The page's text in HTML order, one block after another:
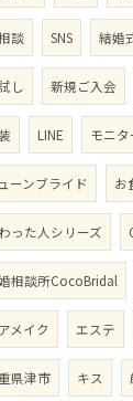
談 SNS 結婚
し 新規ご入会
LINE モニ
ーンブライド お
った人シリーズ
相談所CocoBridal
メイク エステ
県津市 キス